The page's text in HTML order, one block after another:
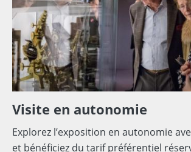
Visite en autonomie
Explorez l’exposition en autonomie
et bénéficiez du tarif préférentiel